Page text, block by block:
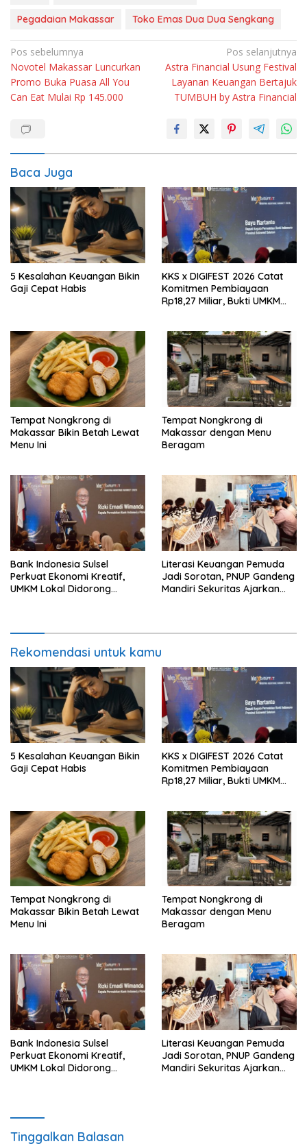
Pegadaian Makassar
Toko Emas Dua Dua Sengkang
Navigasi
pos
Pos sebelumnya
Novotel Makassar Luncurkan
Promo Buka Puasa All You
Can Eat Mulai Rp 145.000
Pos selanjutnya
Astra Financial Usung Festival
Layanan Keuangan Bertajuk
TUMBUH by Astra Financial
Baca Juga
5 Kesalahan Keuangan Bikin
Gaji Cepat Habis
KKS x DIGIFEST 2026 Catat
Komitmen Pembiayaan
Rp18,27 Miliar, Bukti UMKM
Tempat Nongkrong di
Makassar Bikin Betah Lewat
Menu Ini
Tempat Nongkrong di
Makassar dengan Menu
Beragam
Bank Indonesia Sulsel
Perkuat Ekonomi Kreatif,
UMKM Lokal Didorong
Literasi Keuangan Pemuda
Jadi Sorotan, PNUP Gandeng
Mandiri Sekuritas Ajarkan
Rekomendasi untuk kamu
5 Kesalahan Keuangan Bikin
Gaji Cepat Habis
KKS x DIGIFEST 2026 Catat
Komitmen Pembiayaan
Rp18,27 Miliar, Bukti UMKM
Tempat Nongkrong di
Makassar Bikin Betah Lewat
Menu Ini
Tempat Nongkrong di
Makassar dengan Menu
Beragam
Bank Indonesia Sulsel
Perkuat Ekonomi Kreatif,
UMKM Lokal Didorong
Literasi Keuangan Pemuda
Jadi Sorotan, PNUP Gandeng
Mandiri Sekuritas Ajarkan
Tinggalkan Balasan